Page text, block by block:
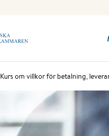
Kurs om villkor för betalning,